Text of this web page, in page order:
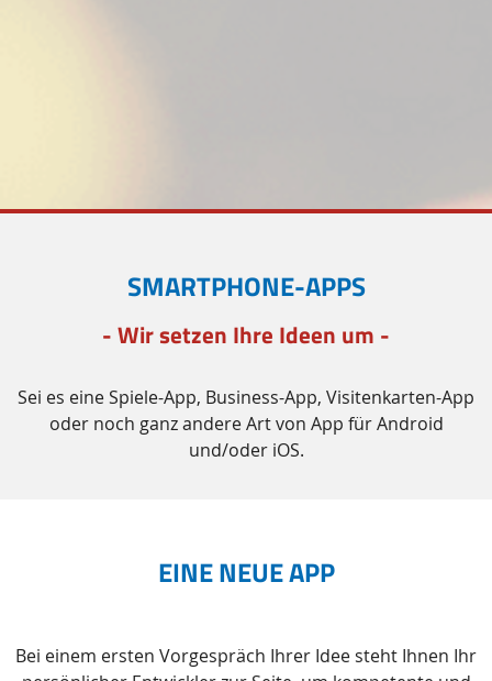
SMARTPHONE-APPS
- Wir setzen Ihre Ideen um -
Sei es eine Spiele-App, Business-App, Visitenkarten-App
oder noch ganz andere Art von App für Android
und/oder iOS.
EINE NEUE APP
Bei einem ersten Vorgespräch Ihrer Idee steht Ihnen Ihr